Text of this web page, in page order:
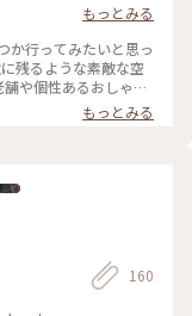
もっとみる
か行ってみたいと思っ
残るような素敵な空
や個性あるおしゃれ
くり楽しめます。 . .
#shozo
もっとみる
160